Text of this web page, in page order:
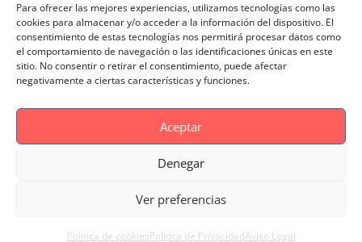
Para ofrecer las mejores experiencias, utilizamos tecnologías como las
cookies para almacenar y/o acceder a la información del dispositivo. El
consentimiento de estas tecnologías nos permitirá procesar datos como
el comportamiento de navegación o las identificaciones únicas en este
sitio. No consentir o retirar el consentimiento, puede afectar
negativamente a ciertas características y funciones.
Aceptar
Denegar
Ver preferencias
Politica de cookiesPolitica de PrivacidadAviso Legal
Politica de Privacidad
Reportaje Magnific